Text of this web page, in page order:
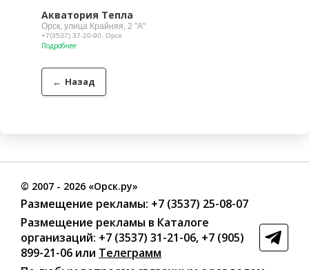
Акватория Тепла
Орск, улица Крайняя, 2 "А"
+7(3537) 37-20-90, Орск
Подробнее
← Назад
© 2007 - 2026 «Орск.ру»
Размещение рекламы: +7 (3537) 25-08-07
Размещение рекламы в Каталоге
организаций: +7 (3537) 31-21-06, +7 (905)
899-21-06 или Телеграмм